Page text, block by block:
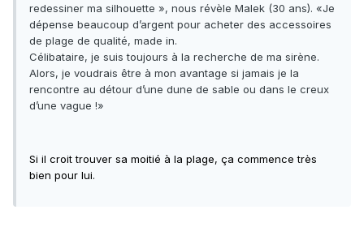
redessiner ma silhouette », nous révèle Malek (30 ans). «Je
dépense beaucoup d’argent pour acheter des accessoires
de plage de qualité, made in.
Célibataire, je suis toujours à la recherche de ma sirène.
Alors, je voudrais être à mon avantage si jamais je la
rencontre au détour d’une dune de sable ou dans le creux
d’une vague !»
Si il croit trouver sa moitié à la plage, ça commence très
bien pour lui.